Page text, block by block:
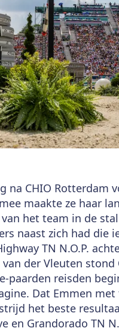
na CHIO Rotterdam
maakte ze haar
het team in de
naast zich had die
TN N.O.P.
der Vleuten stond
paarden reisden
Dat Emmen
het beste
en Grandorado TN